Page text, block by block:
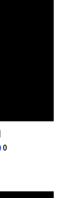
0